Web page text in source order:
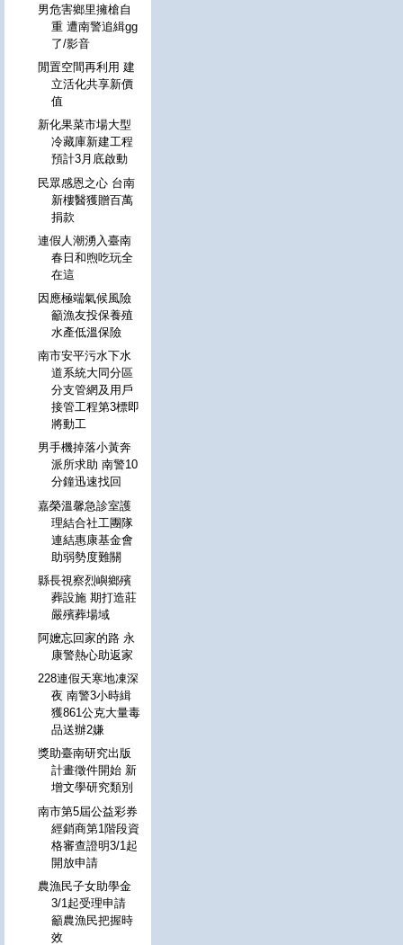
男危害鄉里擁槍自
重 遭南警追緝gg
了/影音
閒置空間再利用 建
立活化共享新價
值
新化果菜市場大型
冷藏庫新建工程
預計3月底啟動
民眾感恩之心 台南
新樓醫獲贈百萬
捐款
連假人潮湧入臺南
春日和煦吃玩全
在這
因應極端氣候風險
籲漁友投保養殖
水產低溫保險
南市安平污水下水
道系統大同分區
分支管網及用戶
接管工程第3標即
將動工
男手機掉落小黃奔
派所求助 南警10
分鐘迅速找回
嘉榮溫馨急診室護
理結合社工團隊
連結惠康基金會
助弱勢度難關
縣長視察烈嶼鄉殯
葬設施 期打造莊
嚴殯葬場域
阿嬤忘回家的路 永
康警熱心助返家
228連假天寒地凍深
夜 南警3小時緝
獲861公克大量毒
品送辦2嫌
獎助臺南研究出版
計畫徵件開始 新
增文學研究類別
南市第5屆公益彩券
經銷商第1階段資
格審查證明3/1起
開放申請
農漁民子女助學金
3/1起受理申請
籲農漁民把握時
效